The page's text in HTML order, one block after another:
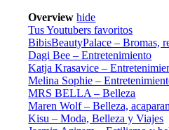
Overview hide
Tus Youtubers favoritos
BibisBeautyPalace – Bromas,
Dagi Bee – Entretenimiento
Katja Krasavice –
Melina Sophie –
MRS BELLA – Belleza
Maren Wolf – Belleza,
Kisu – Moda, Belleza y Viajes